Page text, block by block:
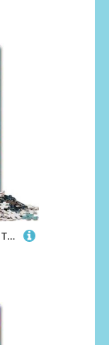
Puzzle für Erwachsene, 1000 Teile, Afroamerikanische Frau, Puzzle für Erwachsene, 1000 Teile, lustiges Geschenk und Aktivität für zu Hause (Größe 50x75cm)